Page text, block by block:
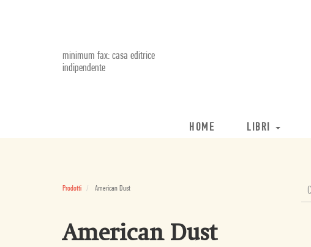
minimum fax: casa editrice
indipendente
HOME LIBRI
Prodotti American Dust
American Dust